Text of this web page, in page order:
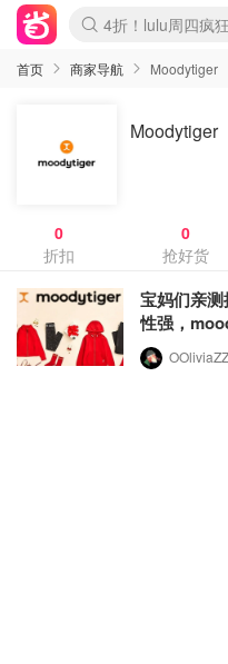
Boticinal 夏促开抢
4折！lulu周四疯
还没结束！
Joybuy变相75折
速领！Stanley独
疑似霸哥！
Zalando 奥莱闪促
Moncler反季囤！
Coach Brooklyn仅
首页 商家导航 Moodytiger
Moodytiger
0
折扣
0
抢好货
宝妈们亲
性强，
OOliviaZZ